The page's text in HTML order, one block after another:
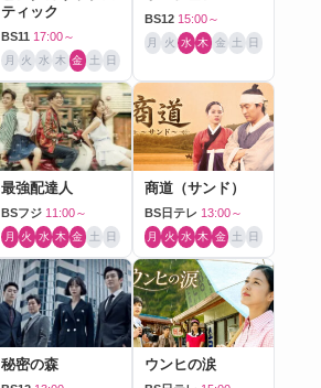
ティック
BS11 17:00～
月 火 水 木 金 土 日
BS12 15:00～
月 火 水 木 金 土 日
最強配達人
BSフジ 11:00～
月 火 水 木 金 土 日
商道（サンド）
BS日テレ 13:00～
月 火 水 木 金 土 日
秘密の森 ウンヒの涙